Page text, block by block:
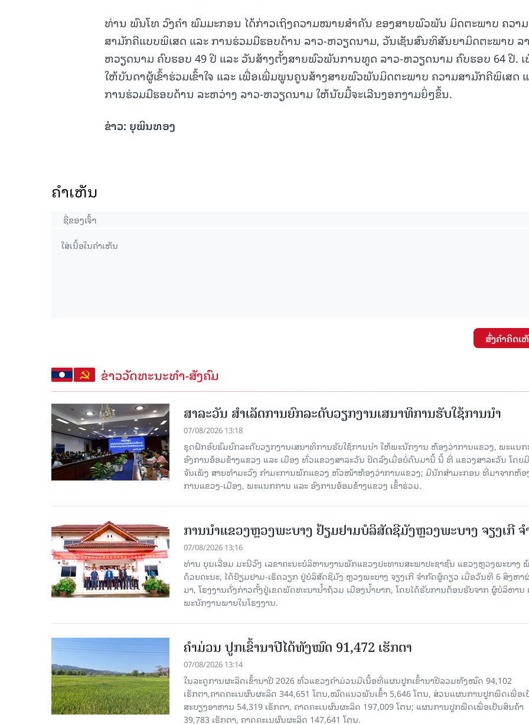
ທ່ານ ພົນໂທ ວົງຄໍາ ພົມມະກອນ ໄດ້ກ່າວເຖິງຄວາມໝາຍສໍາຄັນ ຂອງສາຍພົວພັນ ມິດຕະພາບ ຄວາມ
ສາມັກຄີແບບພິເສດ ແລະ ການຮ່ວມມືຮອບດ້ານ ລາວ-ຫວຽດນາມ, ວັນເຊັນສົນທິສັນຍາມິດຕະພາບ ລ
ຫວຽດນາມ ຄົບຮອບ 49 ປີ ແລະ ວັນສ້າງຕັ້ງສາຍພົວພັນການທູດ ລາວ-ຫວຽດນາມ ຄົບຮອບ 64 ປີ.
ໃຫ້ບັນດາຜູ້ເຂົ້າຮ່ວມເຂົ້າໃຈ ແລະ ເພື່ອເພີ່ມພູນຄູນສ້າງສາຍພົວພັນມິດຕະພາບ ຄວາມສາມັກຄີພິເສດ
ການຮ່ວມມືຮອບດ້ານ ລະຫວ່າງ ລາວ-ຫວຽດນາມ ໃຫ້ນັບມື້ຈະເລີນງອກງາມຍິ່ໆຂຶ້ນ.
ຂ່າວ: ຍຸພິນທອງ
ຄໍາເຫັນ
ສົ່ງຄໍາຄິດເ
ຂ່າວວັດທະນະທຳ-ສັງຄົມ
ສາລະວັນ ສໍາເລັດການຍົກລະດັບວຽກງານເສນາທິການຮັບໃຊ້ການນໍາ
07/08/2026 13:18
ຊຸດຝຶກອົບຮົມຍົກລະດັບວຽກງານເສນາທິການຮັບໃຊ້ການນໍາ ໃຫ້ພະນັກງານ ຫ້ອງວ່າການແຂວງ, ພະແນ
ອົງການອ້ອມຂ້າງແຂວງ ແລະ ເມືອງ ທົ່ວແຂວງສາລະວັນ ປິດລົງເມື່ອ​ບໍ່​ດົນ​ມາ​ນີ້ ນີ້ ທີ່ ແຂວງສາລະວັນ ໂດຍ​
ຈັນເພັງ ສາຍທຳມະວົງ ກຳມະການພັກແຂວງ ຫົວໜ້າຫ້ອງວ່າການແຂວງ; ມີນັກສຳມະກອນ ທີ່ມາຈາກຫ້ອ
ການແຂວງ-ເມືອງ, ພະແນກການ ແລະ ອົງການອ້ອມຂ້າງແຂວງ ເຂົ້າຮ່ວມ.
ການນຳແຂວງຫຼວງພະບາງ ຢ້ຽມ​ຢາມບໍ​ລິ​ສັດຊີມັງຫຼວງພະບາງ ຈຽງເກີ ຈໍ
07/08/2026 13:16
ທ່ານ ບຸນເລື່ອມ ມະນີວົງ ເລ​ຂາ​ຄະ​ນະ​ບໍ​ລິ​ຫານ​ງານ​ພັກແຂວງປະທານສະພາປະຊາຊົນ ແຂວງຫຼວງພະບາງ
ດ້ວຍຄະນະ, ໄດ້ຢ້ຽມຢາມ-ເຮັດວຽກ ຢູ່ບໍລິສັດຊີມັງ ຫຼວງພະບາງ ຈຽງເກີ ຈໍາກັດຜູ້ດຽວ ເມື່ອ​ວັນ​ທີ 6 ສິງ​ຫາ​
ມາ, ໂຮງ​ງານ​ດັ່ງ​ກ່າວຕັ້ງຢູ່ເຂດພັດທະນານ້ຳຖ້ວມ ເມືອງນໍ້າບາກ, ໂດຍໄດ້ຮັບການຕ້ອນຮັບຈາກ ຜູ້ບໍລິຫານ
ພະນັກງານພາຍໃນໂຮງງານ.
ຄໍາມ່ວນ ປູກເຂົ້ານາປີໄດ້ທັງໝົດ 91,472 ເຮັກຕາ
07/08/2026 13:14
ໃນລະດູການຜະລິດເຂົ້ານາປີ 2026 ທົ່ວແຂວງຄໍາມ່ວນມີເນື້ອທີ່ແຜນປູກເຂົ້ານາປີລວມທັງໝົດ 94,102
ເຮັກຕາ,ຄາດຄະເນຜົນຜະລິດ 344,651 ໂຕນ,ໝົດແນວພັນເຂົ້າ 5,646 ໂຕນ, ສ່ວນແຜນການປູກພືດເພື່ອເ
ສະບຽງອາຫານ 54,319 ເຮັກຕາ, ຄາດຄະເນຜົນຜະລິດ 197,009 ໂຕນ; ແຜນການປູກພືດເພື່ອເປັນສິນຄ້າ
39,783 ເຮັກຕາ, ຄາດຄະເນຜົນຜະລິດ 147,641 ໂຕນ.